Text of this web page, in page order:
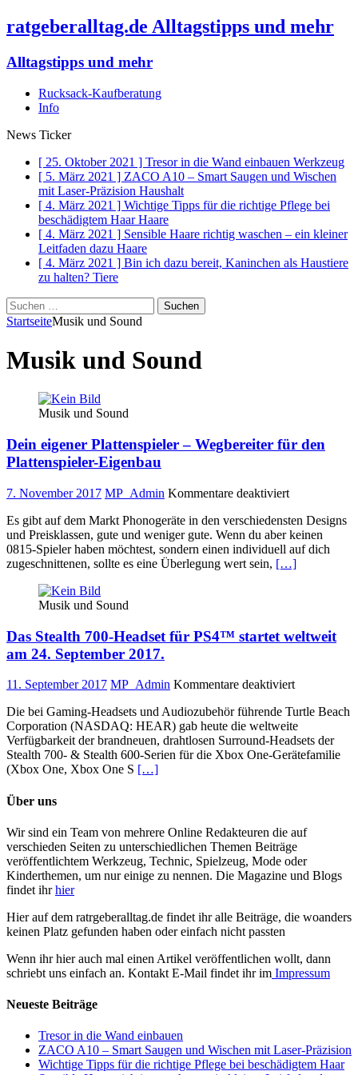
ratgeberalltag.de Alltagstipps und mehr
Alltagstipps und mehr
Rucksack-Kaufberatung
Info
News Ticker
[ 25. Oktober 2021 ] Tresor in die Wand einbauen Werkzeug
[ 5. März 2021 ] ZACO A10 – Smart Saugen und Wischen
mit Laser-Präzision Haushalt
[ 4. März 2021 ] Wichtige Tipps für die richtige Pflege bei
beschädigtem HaarHaare
[ 4. März 2021 ] Sensible Haare richtig waschen – ein kleiner
Leitfaden dazu Haare
[ 4. März 2021 ] Bin ich dazu bereit, Kaninchen als Haustiere
zu halten? Tiere
Suchen
nach:
StartseiteMusik und Sound
Musik und Sound
Musik und Sound
Dein eigener Plattenspieler – Wegbereiter für den
Plattenspieler-Eigenbau
7. November 2017 MP_Admin Kommentare deaktiviertfür
eigener
Plattenspieler
–
Wegbereiter
Es gibt auf dem Markt Phonogeräte in den verschiedensten Designs
und Preisklassen, gute und weniger gute. Wenn du aber keinen
0815-Spieler haben möchtest, sondern einen individuell auf dich
zugeschnittenen, sollte es eine Überlegung wert sein, […]
Musik und Sound
Das Stealth 700-Headset für PS4™ startet weltweit
am 24. September 2017.
11. September 2017 MP_Admin Kommentare deaktiviertfür
Stealth
700-
Headset
für
24.
September
2017.
Die bei Gaming-Headsets und Audiozubehör führende Turtle Beach
Corporation (NASDAQ: HEAR) gab heute die weltweite
Verfügbarkeit der brandneuen, drahtlosen Surround-Headsets der
Stealth 700- & Stealth 600-Serien für die Xbox One-Gerätefamilie
(Xbox One, Xbox One S […]
Über uns
Wir sind ein Team von mehrere Online Redakteuren die auf
verschieden Seiten zu unterschiedlichen Themen Beiträge
veröffentlichtem Werkzeug, Technic, Spielzeug, Mode oder
Kinderthemen, um nur einige zu nennen. Die Magazine und Blogs
findet ihrhier
Hier auf dem ratrgeberalltag.de findet ihr alle Beiträge, die woanders
keinen Platz gefunden haben oder einfach nicht passten
Wenn ihr hier auch mal einen Artikel veröffentlichen wollt, dann
schriebt uns einfach an. Kontakt E-Mail findet ihr im Impressum
Neueste Beiträge
Tresor in die Wand einbauen
ZACO A10 – Smart Saugen und Wischen mit Laser-Präzision
Wichtige Tipps für die richtige Pflege bei beschädigtem Haar